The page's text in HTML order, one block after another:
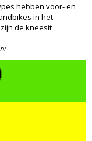
hebben voor- en
in het
de kneesit